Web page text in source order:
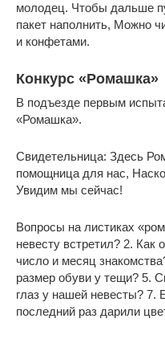
молодец. Чтобы дальше
пакет наполнить, Можно
и конфетами.
Конкурс «Ромашка»
В подъезде первым
«Ромашка».
Свидетельница: Здесь
помощница для нас,
Увидим мы сейчас!
Вопросы на листиках
невесту встретил? 2. Как
число и месяц
размер обуви у тещи? 5.
глаз у нашей невесты?
последний раз дарили